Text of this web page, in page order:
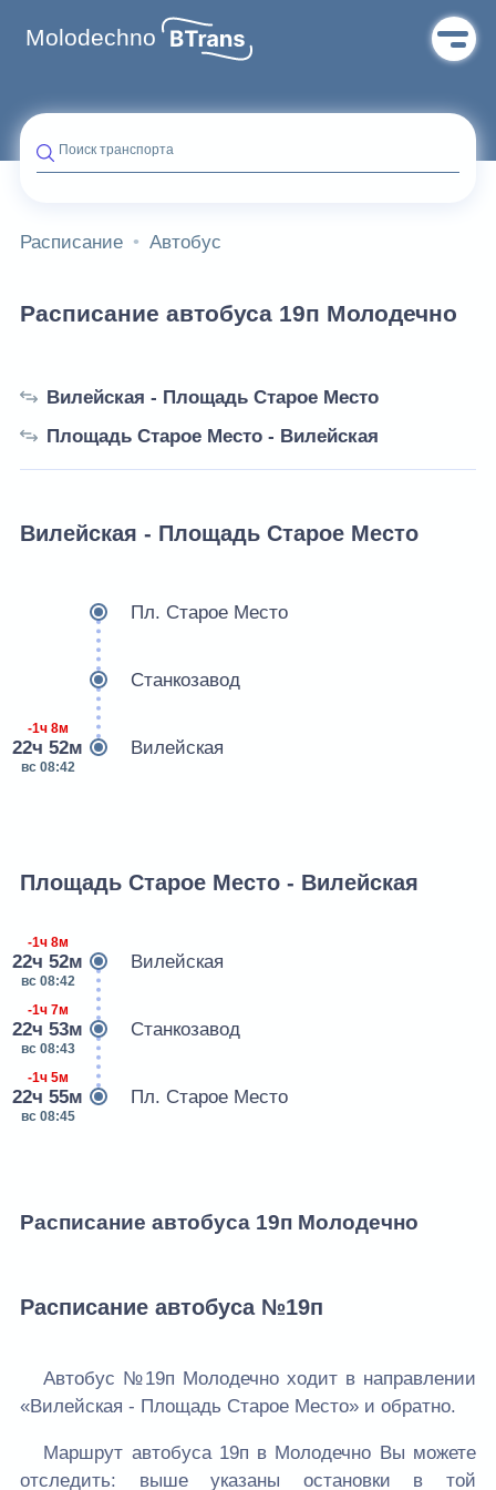
Molodechno
Поиск транспорта
Расписание Автобус
Расписание автобуса 19п Молодечно
Вилейская - Площадь Старое Место
Площадь Старое Место - Вилейская
Вилейская - Площадь Старое Место
Пл. Старое Место
Станкозавод
-1ч 8м
22ч 52м
вс 08:42
Вилейская
Площадь Старое Место - Вилейская
-1ч 8м
22ч 52м
вс 08:42
Вилейская
-1ч 7м
22ч 53м
вс 08:43
Станкозавод
-1ч 5м
22ч 55м
вс 08:45
Пл. Старое Место
Расписание автобуса 19п Молодечно
Расписание автобуса №19п
Автобус №19п Молодечно ходит в направлении
«Вилейская - Площадь Старое Место» и обратно.
Маршрут автобуса 19п в Молодечно Вы можете
отследить: выше указаны остановки в той